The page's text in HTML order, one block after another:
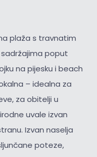
plaža s travnatim
poput
na pijesku i beach
– idealna za
za obitelji u
uvale izvan
Izvan naselja
poteze,